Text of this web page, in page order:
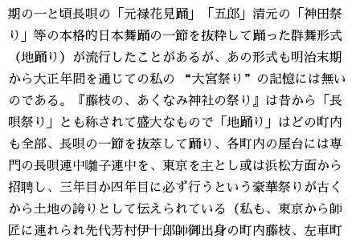
期の一と頃長唄の「元禄花見踊」「五郎」清元の「神田祭
り」等の本格的日本舞踊の一節を抜粋して踊った群舞形式
（地踊り）が流行したことがあるが、あの形式も明治末期
から大正年間を通じての私の “大宮祭り”の記憶には無い
のである。『藤枝の、あくなみ神社の祭り』は昔から「長
唄祭り」とも称されて盛大なもので「地踊り」はどの町内
も全部、長唄の一節を抜萃して踊り、各町内の屋台には専
門の長唄連中囃子連中を、東京を主とし或は浜松方面から
招聘し、三年目か四年目に必ず行うという豪華祭りが古く
から土地の誇りとして伝えられている（私も、東京から師
匠に連れられ先代芳村伊十郎師御出身の町内藤枝、左車町